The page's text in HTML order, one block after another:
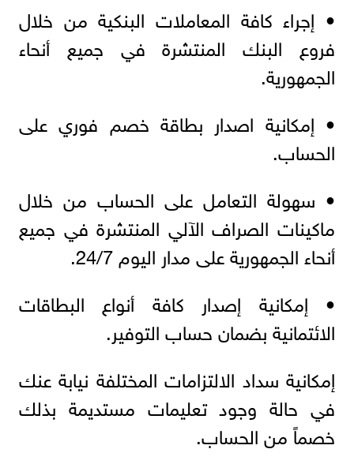
• إجراء كافة المعاملات البنكية من خلال
فروع البنك المنتشرة في جميع أنحاء
الجمهورية.
• إمكانية اصدار بطاقة خصم فوري على
الحساب.
• سهولة التعامل على الحساب من خلال
ماكينات الصراف الآلي المنتشرة في جميع
أنحاء الجمهورية على مدار اليوم 24/7.
• إمكانية إصدار كافة أنواع البطاقات
الائتمانية بضمان حساب التوفير.
إمكانية سداد الالتزامات المختلفة نيابة عنك
في حالة وجود تعليمات مستديمة بذلك
خصماً من الحساب.